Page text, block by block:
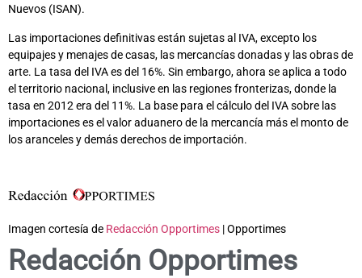
Nuevos (ISAN).
Las importaciones definitivas están sujetas al IVA, excepto los
equipajes y menajes de casas, las mercancías donadas y las obras de
arte. La tasa del IVA es del 16%. Sin embargo, ahora se aplica a todo
el territorio nacional, inclusive en las regiones fronterizas, donde la
tasa en 2012 era del 11%. La base para el cálculo del IVA sobre las
importaciones es el valor aduanero de la mercancía más el monto de
los aranceles y demás derechos de importación.
Imagen cortesía de Redacción Opportimes | Opportimes
Redacción Opportimes